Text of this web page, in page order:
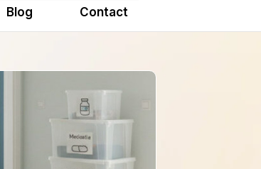
Blog Contact